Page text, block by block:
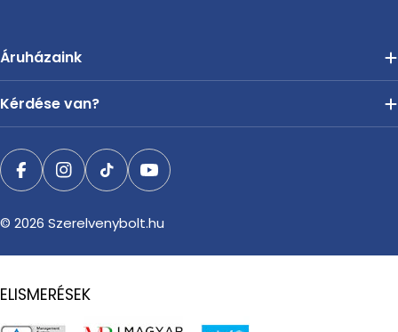
Áruházaink
Kérdése van?
FacebookInstagram
TikTokYouTube
© 2026 Szerelvenybolt.hu
ELISMERÉSEK